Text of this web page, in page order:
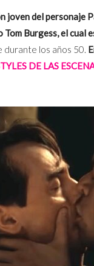
joven del personaje
Tom Burgess, el cual
durante los años 50.
DE LAS